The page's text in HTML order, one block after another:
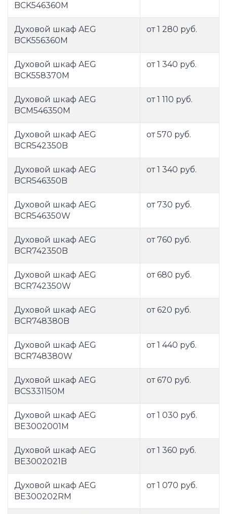
BCK546360M
Духовой шкаф AEG
BCK556360M
от 1 280 руб.
Духовой шкаф AEG
BCK558370M
от 1 340 руб.
Духовой шкаф AEG
BCM546350M
от 1 110 руб.
Духовой шкаф AEG
BCR542350B
от 570 руб.
Духовой шкаф AEG
BCR546350B
от 1 340 руб.
Духовой шкаф AEG
BCR546350W
от 730 руб.
Духовой шкаф AEG
BCR742350B
от 760 руб.
Духовой шкаф AEG
BCR742350W
от 680 руб.
Духовой шкаф AEG
BCR748380B
от 620 руб.
Духовой шкаф AEG
BCR748380W
от 1 440 руб.
Духовой шкаф AEG
BCS331150M
от 670 руб.
Духовой шкаф AEG
BE3002001M
от 1 030 руб.
Духовой шкаф AEG
BE3002021B
от 1 360 руб.
Духовой шкаф AEG
BE300202RM
от 1 070 руб.